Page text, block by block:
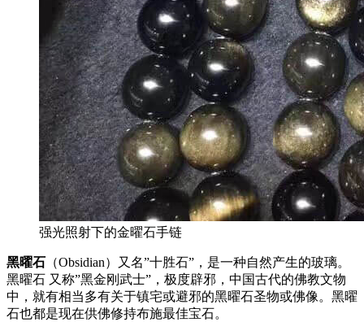
强光照射下的金曜石手链
黑曜石 （Obsidian）又名”十胜石”，是一种自然产生的玻璃。
黑曜石 又称”黑金刚武士”，极度辟邪，中国古代的佛教文物
中，就有相当多有关于镇宅或避邪的黑曜石圣物或佛像。黑曜
石也都是现在供佛修持布施最佳宝石。